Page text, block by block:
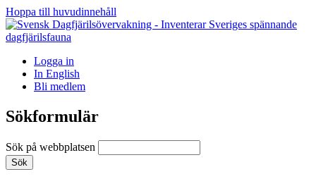
Hoppa till huvudinnehåll
Logga in
In English
Bli medlem
Sökformulär
Sök på webbplatsen